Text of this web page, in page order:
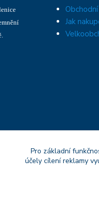
Jak
Pro základní
účely cílení reklamy